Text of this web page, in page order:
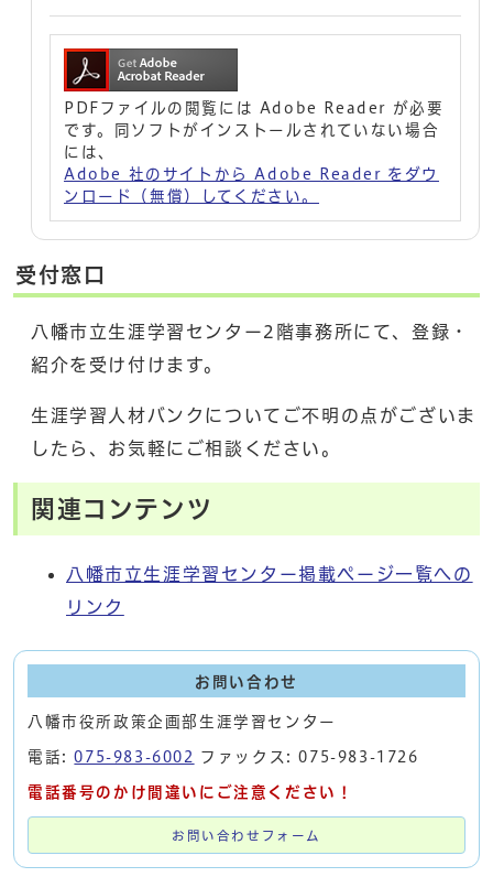
PDFファイルの閲覧には Adobe Reader が必要
です。同ソフトがインストールされていない場合
には、
Adobe 社のサイトから Adobe Reader をダウ
ンロード（無償）してください。
受付窓口
八幡市立生涯学習センター2階事務所にて、登録・
紹介を受け付けます。
生涯学習人材バンクについてご不明の点がございま
したら、お気軽にご相談ください。
関連コンテンツ
八幡市立生涯学習センター掲載ページ一覧への
リンク
お問い合わせ
八幡市役所政策企画部生涯学習センター
電話:075-983-6002 ファックス: 075-983-1726
電話番号のかけ間違いにご注意ください！
お問い合わせフォーム